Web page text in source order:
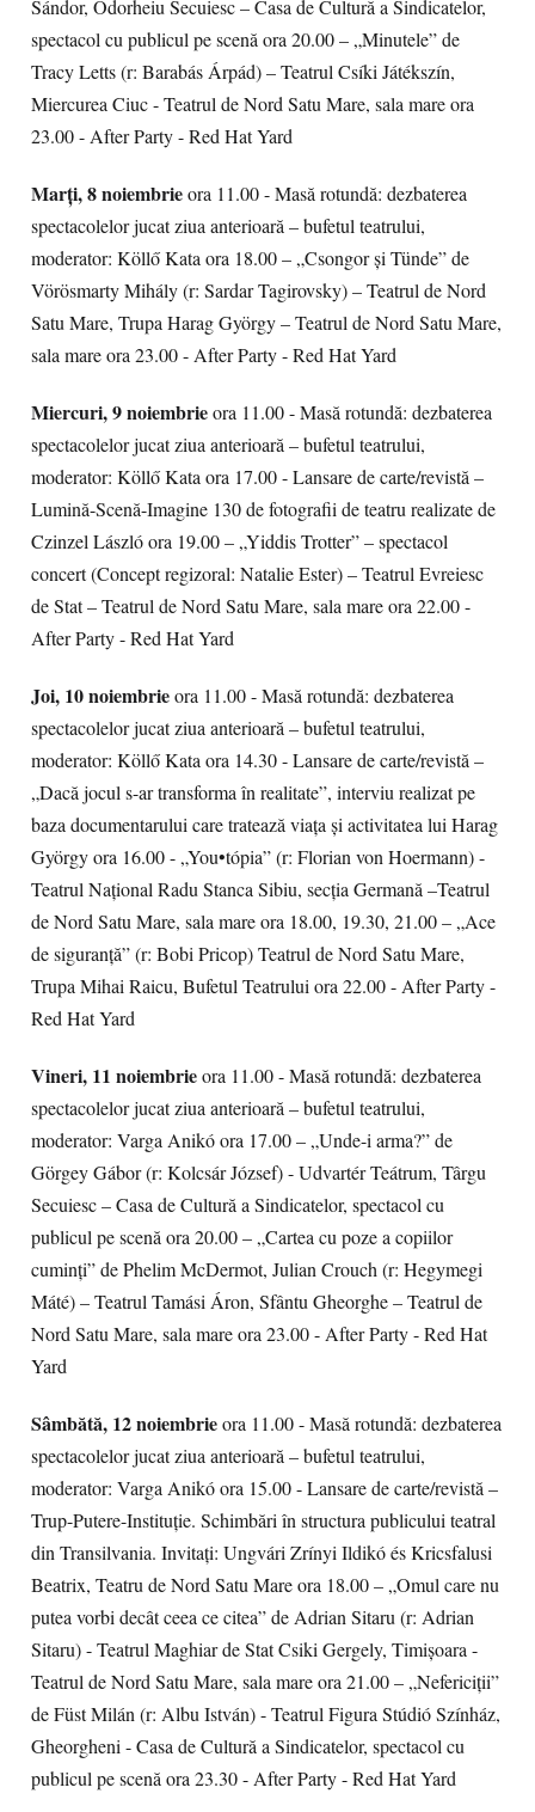
Sándor, Odorheiu Secuiesc – Casa de Cultură a Sindicatelor,
spectacol cu publicul pe scenă ora 20.00 – „Minutele” de
Tracy Letts (r: Barabás Árpád) – Teatrul Csíki Játékszín,
Miercurea Ciuc - Teatrul de Nord Satu Mare, sala mare ora
23.00 - After Party - Red Hat Yard
Marți, 8 noiembrieora 11.00 - Masă rotundă: dezbaterea
spectacolelor jucat ziua anterioară – bufetul teatrului,
moderator: Köllő Kata ora 18.00 – „Csongor și Tünde” de
Vörösmarty Mihály (r: Sardar Tagirovsky) – Teatrul de Nord
Satu Mare, Trupa Harag György – Teatrul de Nord Satu Mare,
sala mare ora 23.00 - After Party - Red Hat Yard
Miercuri, 9 noiembrieora 11.00 - Masă rotundă: dezbaterea
spectacolelor jucat ziua anterioară – bufetul teatrului,
moderator: Köllő Kata ora 17.00 - Lansare de carte/revistă –
Lumină-Scenă-Imagine 130 de fotografii de teatru realizate de
Czinzel László ora 19.00 – „Yiddis Trotter” – spectacol
concert (Concept regizoral: Natalie Ester) – Teatrul Evreiesc
de Stat – Teatrul de Nord Satu Mare, sala mare ora 22.00 -
After Party - Red Hat Yard
Joi, 10 noiembrieora 11.00 - Masă rotundă: dezbaterea
spectacolelor jucat ziua anterioară – bufetul teatrului,
moderator: Köllő Kata ora 14.30 - Lansare de carte/revistă –
„Dacă jocul s-ar transforma în realitate”, interviu realizat pe
baza documentarului care tratează viața și activitatea lui Harag
György ora 16.00 - „You•tópia” (r: Florian von Hoermann) -
Teatrul Național Radu Stanca Sibiu, secția Germană –Teatrul
de Nord Satu Mare, sala mare ora 18.00, 19.30, 21.00 – „Ace
de siguranță” (r: Bobi Pricop) Teatrul de Nord Satu Mare,
Trupa Mihai Raicu, Bufetul Teatrului ora 22.00 - After Party -
Red Hat Yard
Vineri, 11 noiembrieora 11.00 - Masă rotundă: dezbaterea
spectacolelor jucat ziua anterioară – bufetul teatrului,
moderator: Varga Anikó ora 17.00 – „Unde-i arma?” de
Görgey Gábor (r: Kolcsár József) - Udvartér Teátrum, Târgu
Secuiesc – Casa de Cultură a Sindicatelor, spectacol cu
publicul pe scenă ora 20.00 – „Cartea cu poze a copiilor
cuminți” de Phelim McDermot, Julian Crouch (r: Hegymegi
Máté) – Teatrul Tamási Áron, Sfântu Gheorghe – Teatrul de
Nord Satu Mare, sala mare ora 23.00 - After Party - Red Hat
Yard
Sâmbătă, 12 noiembrieora 11.00 - Masă rotundă: dezbaterea
spectacolelor jucat ziua anterioară – bufetul teatrului,
moderator: Varga Anikó ora 15.00 - Lansare de carte/revistă –
Trup-Putere-Instituție. Schimbări în structura publicului teatral
din Transilvania. Invitați: Ungvári Zrínyi Ildikó és Kricsfalusi
Beatrix, Teatru de Nord Satu Mare ora 18.00 – „Omul care nu
putea vorbi decât ceea ce citea” de Adrian Sitaru (r: Adrian
Sitaru) - Teatrul Maghiar de Stat Csiki Gergely, Timișoara -
Teatrul de Nord Satu Mare, sala mare ora 21.00 – „Nefericiții”
de Füst Milán (r: Albu István) - Teatrul Figura Stúdió Színház,
Gheorgheni - Casa de Cultură a Sindicatelor, spectacol cu
publicul pe scenă ora 23.30 - After Party - Red Hat Yard